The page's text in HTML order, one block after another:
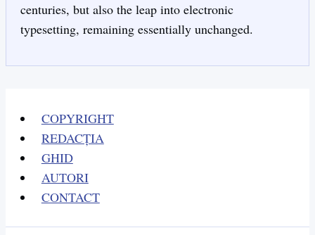
centuries, but also the leap into electronic
typesetting, remaining essentially unchanged.
COPYRIGHT
REDACȚIA
GHID
AUTORI
CONTACT